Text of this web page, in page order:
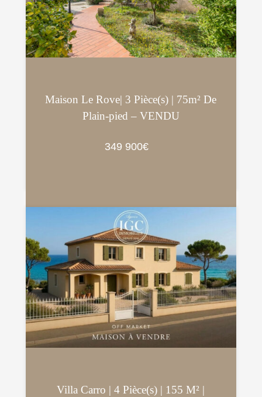
Maison Le Rove| 3 Pièce(s) | 75m² De
Plain-pied – VENDU
349 900€
Villa Carro | 4 Pièce(s) | 155 M² |